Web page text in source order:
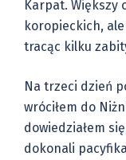
Karpat. Większy
koropieckich,
tracąc kilku
Na trzeci dzień
wróciłem do
dowiedziałem
dokonali